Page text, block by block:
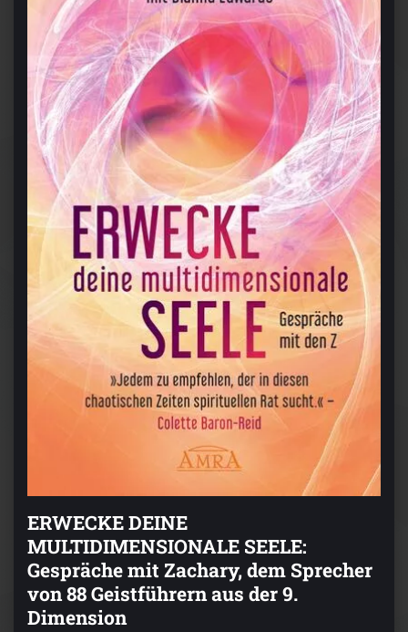
ERWECKE DEINE
MULTIDIMENSIONALE SEELE:
Gespräche mit Zachary, dem Sprecher
von 88 Geistführern aus der 9.
Dimension